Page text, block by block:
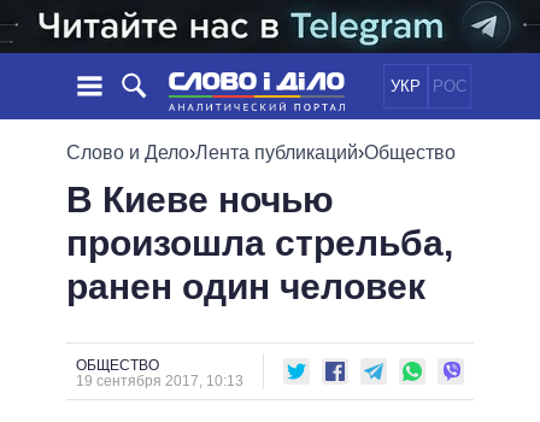
УКР РОС
НОВОСТИ
ЛЕНТА
СОБЫТИЯ
СТАТЬИ
ОБЗОРЫ
ДАЙДЖЕСТЫ
ПОЛИТИКА
ЭКОНОМИКА
ОБЩЕСТВО
ОБЕЩАНИЯ
ПОЛИТИКИ
ВСЕ ПОЛИТИКИ
ПРЕЗИДЕНТ И ОФИС
ВЕРХОВНАЯ РАДА
ИНФОГРАФИКА
ВИДЕО
Слово и Дело›Лента публикаций›Общество
В Киеве ночью
произошла стрельба,
ранен один человек
ОБЩЕСТВО
19 сентября 2017, 10:13